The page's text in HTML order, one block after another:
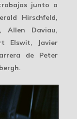
junto a
Hirschfeld,
Allen Daviau,
Elswit, Javier
de Peter